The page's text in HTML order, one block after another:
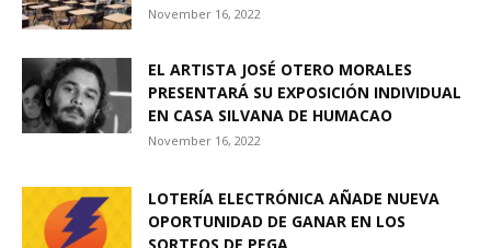
November 16, 2022
EL ARTISTA JOSÉ OTERO MORALES
PRESENTARÁ SU EXPOSICIÓN INDIVIDUAL
EN CASA SILVANA DE HUMACAO
November 16, 2022
LOTERÍA ELECTRÓNICA AÑADE NUEVA
OPORTUNIDAD DE GANAR EN LOS